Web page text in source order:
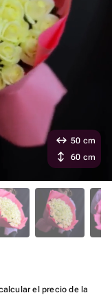
el precio de la
50 cm
60 cm